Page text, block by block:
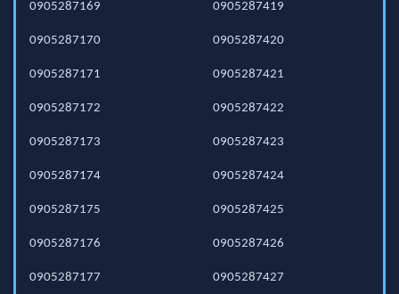
0905287169
0905287170
0905287171
0905287172
0905287173
0905287174
0905287175
0905287176
0905287177
0905287419
0905287420
0905287421
0905287422
0905287423
0905287424
0905287425
0905287426
0905287427